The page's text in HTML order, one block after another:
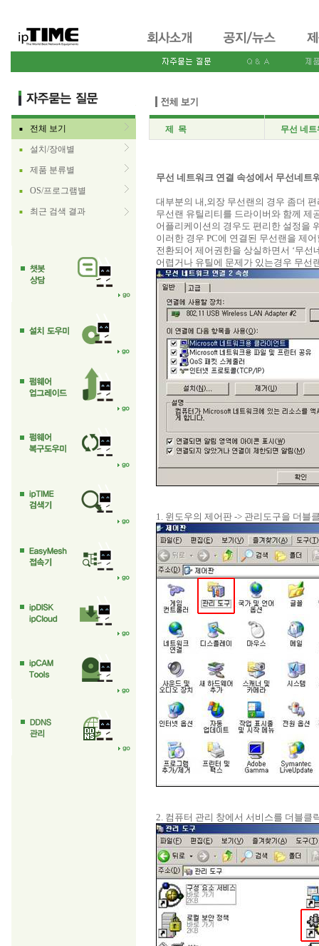
■ 전체 보기
■ 설치/장애별
■ 제품 분류별
■ OS/프로그램별
■ 최근 검색 결과
제 목 무선 네
무선 네트워크 연결 속성에서 무선네트
대부분의 내,외장 무선랜의 경우 좀더
무선랜 유틸리티를 드라이버와 함께 제
어플리케이션의 경우도 편리한 설정을
이러한 경우 PC에 연결된 무선랜을 제
전환되어 제어권한을 상실하면서 ‘무
어렵거나 유틸에 문제가 있는경우 무선
1. 윈도우의 제어판 -> 관리도구을 더블
2. 컴퓨터 관리 창에서 서비스를 더블클